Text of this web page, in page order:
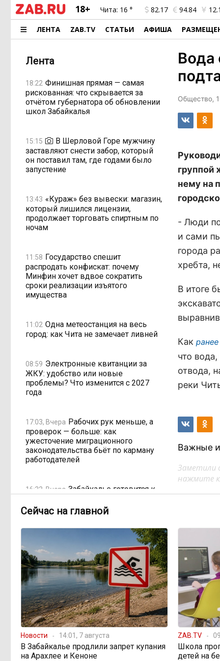
18+ Чита: 16 ° 82.17 94.84
ЛЕНТА ZAB.TV СТАТЬИ АФИША
Лента
18:22 Финишная прямая — самая
рискованная: что скрывается за
отчётом губернатора об обновлении
школ Забайкалья
15:15
В Шерловой Горе мужчину
заставляют снести забор, который
он поставил там, где годами было
запустение
13:43 «Кураж» без вывески: магазин,
который лишился лицензии,
продолжает торговать спиртным по
ночам
11:58 Государство спешит
распродать конфискат: почему
Минфин хочет вдвое сократить
сроки реализации изъятого
имущества
11:02 Одна метеостанция на весь
город: как Чита не замечает ливней
08:59 Электронные квитанции за
ЖКУ: удобство или новые
проблемы? Что изменится с 2027
года
17:03, Вчера Рабочих рук меньше, а
проверок — больше: как
ужесточение миграционного
законодательства бьёт по карману
работодателей
16:32, Вчера Забайкалье готовится к
рекордных вложений
превратили отлов бездомных
животных в мошенническую схему
на 20 миллионов рублей
14:01, Вчера В Забайкалье продлили
запрет купания на Арахлее и Кеноне
13:15, Вчера Вода за 68 миллионов:
ТГК-14 заплатит государству за
пользование Кеноном и Ингодой
Вода
Общество,
группой
нему на
- Люди
и сами
города
хребта,
В итоге
Как
что
отвода,
реки
Важные
Заметили
нажмите
Сейчас на главной
Новости 14:01, 7 августа
В Забайкалье продлили запрет купания
на Арахлее и Кеноне
ZAB.TV
Школа
детей на